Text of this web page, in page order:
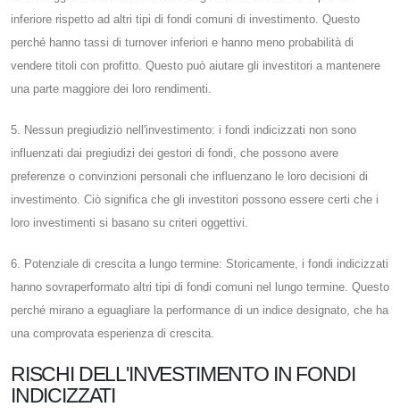
inferiore rispetto ad altri tipi di fondi comuni di investimento. Questo
perché hanno tassi di turnover inferiori e hanno meno probabilità di
vendere titoli con profitto. Questo può aiutare gli investitori a mantenere
una parte maggiore dei loro rendimenti.
5. Nessun pregiudizio nell'investimento: i fondi indicizzati non sono
influenzati dai pregiudizi dei gestori di fondi, che possono avere
preferenze o convinzioni personali che influenzano le loro decisioni di
investimento. Ciò significa che gli investitori possono essere certi che i
loro investimenti si basano su criteri oggettivi.
6. Potenziale di crescita a lungo termine: Storicamente, i fondi indicizzati
hanno sovraperformato altri tipi di fondi comuni nel lungo termine. Questo
perché mirano a eguagliare la performance di un indice designato, che ha
una comprovata esperienza di crescita.
RISCHI DELL'INVESTIMENTO IN FONDI
INDICIZZATI